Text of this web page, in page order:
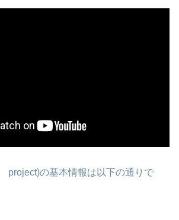
project)の基本情報は以下の通りで